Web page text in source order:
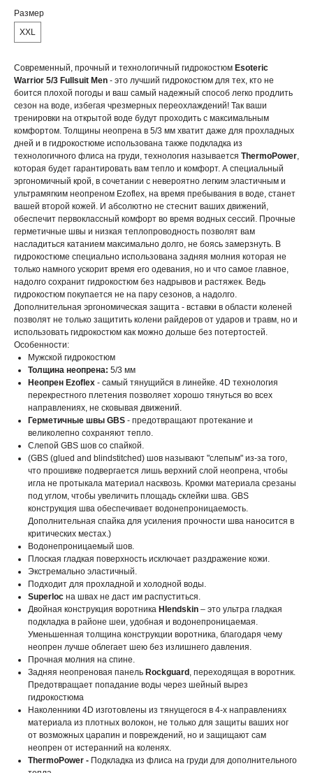
Размер
XXL
Современный, прочный и технологичный гидрокостюм Esoteric
Warrior 5/3 Fullsuit Men - это лучший гидрокостюм для тех, кто не
боится плохой погоды и ваш самый надежный способ легко продлить
сезон на воде, избегая чрезмерных переохлаждений! Так ваши
тренировки на открытой воде будут проходить с максимальным
комфортом. Толщины неопрена в 5/3 мм хватит даже для прохладных
дней и в гидрокостюме использована также подкладка из
технологичного флиса на груди, технология называется ThermoPower,
которая будет гарантировать вам тепло и комфорт. А специальный
эргономичный крой, в сочетании с невероятно легким эластичным и
ультрамягким неопреном Ezoflex, на время пребывания в воде, станет
вашей второй кожей. И абсолютно не стеснит ваших движений,
обеспечит первоклассный комфорт во время водных сессий. Прочные
герметичные швы и низкая теплопроводность позволят вам
насладиться катанием максимально долго, не боясь замерзнуть. В
гидрокостюме специально использована задняя молния которая не
только намного ускорит время его одевания, но и что самое главное,
надолго сохранит гидрокостюм без надрывов и растяжек. Ведь
гидрокостюм покупается не на пару сезонов, а надолго.
Дополнительная эргономическая защита - вставки в области коленей
позволят не только защитить колени райдеров от ударов и травм, но и
использовать гидрокостюм как можно дольше без потертостей.
Особенности:
Мужской гидрокостюм
Толщина неопрена: 5/3 мм
Неопрен Ezoflex - самый тянущийся в линейке. 4D технология
перекрестного плетения позволяет хорошо тянуться во всех
направлениях, не сковывая движений.
Герметичные швы GBS - предотвращают протекание и
великолепно сохраняют тепло.
Слепой GBS шов со спайкой.
(GBS (glued and blindstitched) шов называют "слепым" из-за того,
что прошивке подвергается лишь верхний слой неопрена, чтобы
игла не протыкала материал насквозь. Кромки материала срезаны
под углом, чтобы увеличить площадь склейки шва. GBS
конструкция шва обеспечивает водонепроницаемость.
Дополнительная спайка для усиления прочности шва наносится в
критических местах.)
Водонепроницаемый шов.
Плоская гладкая поверхность исключает раздражение кожи.
Экстремально эластичный.
Подходит для прохладной и холодной воды.
Superloc на швах не даст им распуститься.
Двойная конструкция воротника HIendskin – это ультра гладкая
подкладка в районе шеи, удобная и водонепроницаемая.
Уменьшенная толщина конструкции воротника, благодаря чему
неопрен лучше облегает шею без излишнего давления.
Прочная молния на спине.
Задняя неопреновая панель Rockguard , переходящая в воротник.
Предотвращает попадание воды через шейный вырез
гидрокостюма
Наколенники 4D изготовлены из тянущегося в 4-х направлениях
материала из плотных волокон, не только для защиты ваших ног
от возможных царапин и повреждений, но и защищают сам
неопрен от истеранний на коленях.
ThermoPower - Подкладка из флиса на груди для дополнительного